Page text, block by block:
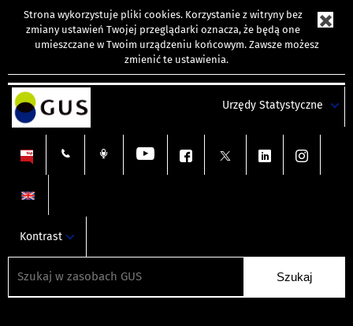
Strona wykorzystuje pliki cookies. Korzystanie z witryny bez
zmiany ustawień Twojej przeglądarki oznacza, że będą one
umieszczane w Twoim urządzeniu końcowym. Zawsze możesz
zmienić te ustawienia.
Urzędy Statystyczne
Kontrast